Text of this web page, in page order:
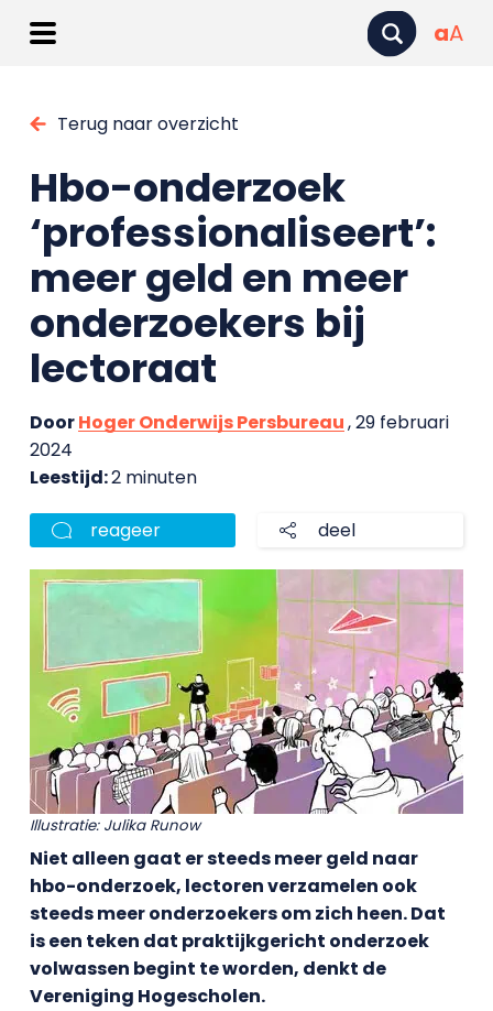
aA
Terug naar overzicht
Hbo-onderzoek
‘professionaliseert’:
meer geld en meer
onderzoekers bij
lectoraat
DoorHoger Onderwijs Persbureau, 29 februari
2024
Leestijd:2 minuten
reageer deel
Illustratie: Julika Runow
Niet alleen gaat er steeds meer geld naar
hbo-onderzoek, lectoren verzamelen ook
steeds meer onderzoekers om zich heen. Dat
is een teken dat praktijkgericht onderzoek
volwassen begint te worden, denkt de
Vereniging Hogescholen.